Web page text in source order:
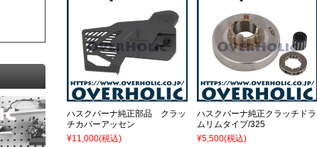
ハスクバーナ純正部品 クラッ
チカバーアッセン
¥11,000(税込)
ハスクバーナ純正クラッチドラ
ムリムタイプ/325
¥5,500(税込)